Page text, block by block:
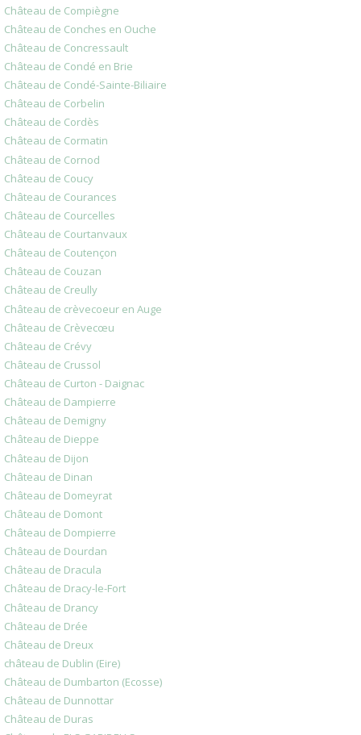
Château de Compiègne
Château de Conches en Ouche
Château de Concressault
Château de Condé en Brie
Château de Condé-Sainte-Biliaire
Château de Corbelin
Château de Cordès
Château de Cormatin
Château de Cornod
Château de Coucy
Château de Courances
Château de Courcelles
Château de Courtanvaux
Château de Coutençon
Château de Couzan
Château de Creully
Château de crèvecoeur en Auge
Château de Crèvecœu
Château de Crévy
Château de Crussol
Château de Curton - Daignac
Château de Dampierre
Château de Demigny
Château de Dieppe
Château de Dijon
Château de Dinan
Château de Domeyrat
Château de Domont
Château de Dompierre
Château de Dourdan
Château de Dracula
Château de Dracy-le-Fort
Château de Drancy
Château de Drée
Château de Dreux
château de Dublin (Eire)
Château de Dumbarton (Ecosse)
Château de Dunnottar
Château de Duras